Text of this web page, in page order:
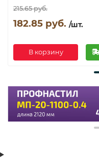
215.65 руб.
182.85 руб. /шт.
В корзину